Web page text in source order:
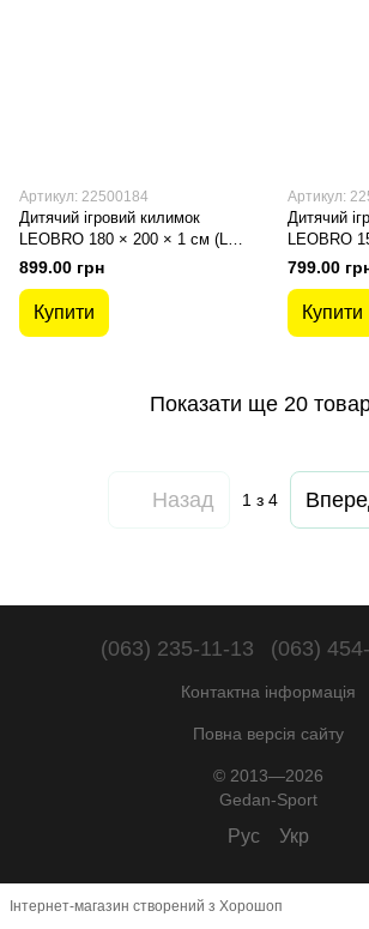
Артикул: 22500184
Дитячий ігровий килимок
LEOBRO 180 × 200 × 1 см (LB-
1033)
899.00 грн
Купити
Артикул:
Дитячий
LEOBRO
1028)
799.00
Купити
Показати ще 20
Назад 1 з 4
(063) 235-11-13 (063)
Контактна інформація
Повна версія сайту
© 2013—2026
Gedan-Sport
Рус Укр
Інтернет-магазин створений з Хорошоп